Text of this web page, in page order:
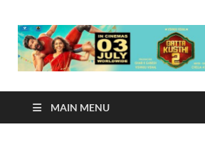
MAIN MENU